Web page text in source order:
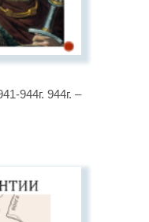
944г. 944г. –